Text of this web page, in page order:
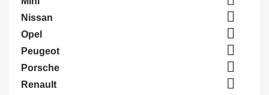
Nissan 
Opel 
Peugeot 
Porsche 
Renault 